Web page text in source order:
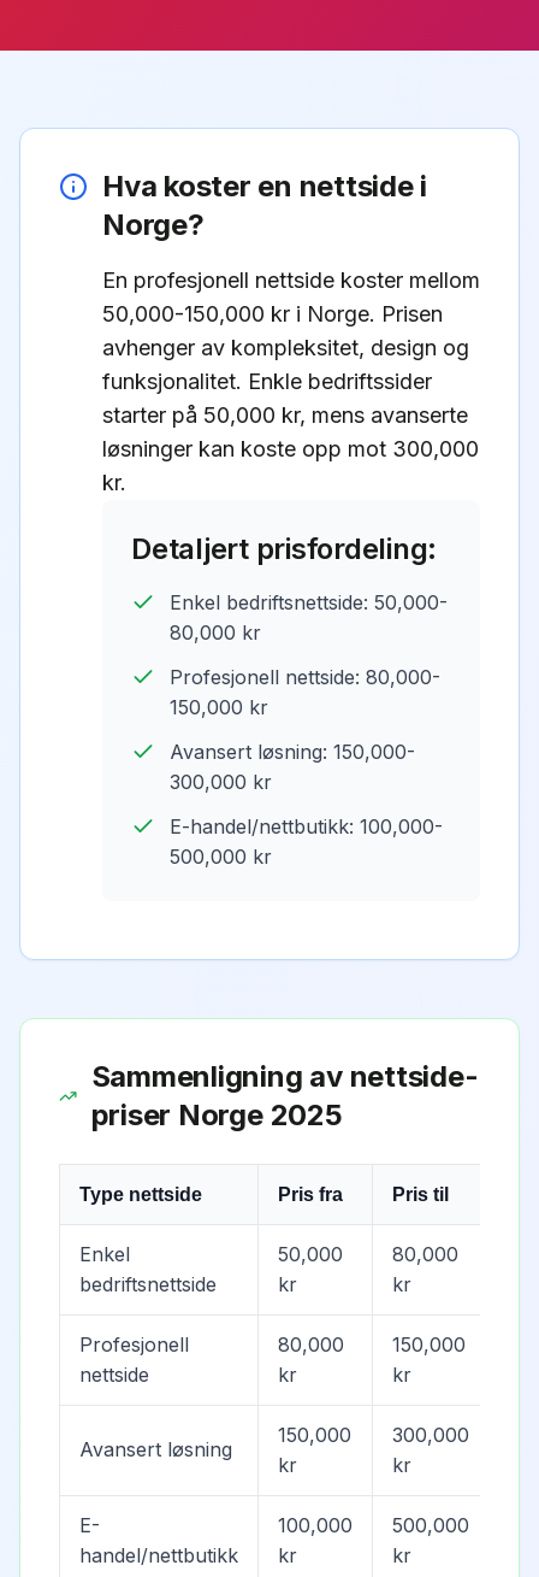
Hva koster en nettside i
Norge?
En profesjonell nettside koster mellom
50,000-150,000 kr i Norge. Prisen
avhenger av kompleksitet, design og
funksjonalitet. Enkle bedriftssider
starter på 50,000 kr, mens avanserte
løsninger kan koste opp mot 300,000
kr.
Detaljert prisfordeling:
Enkel bedriftsnettside: 50,000-
80,000 kr
Profesjonell nettside: 80,000-
150,000 kr
Avansert løsning: 150,000-
300,000 kr
E-handel/nettbutikk: 100,000-
500,000 kr
Sammenligning av nettside-
priser Norge 2025
Type nettside Pris fra Pris til
Enkel
bedriftsnettside
50,000
kr
80,000
kr
Profesjonell
nettside
80,000
kr
150,000
kr
Avansert løsning
150,000
kr
300,000
kr
E-
handel/nettbutikk
100,000
kr
500,000
kr